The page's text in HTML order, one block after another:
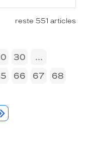
reste 551 articles
30
...
66 67
68